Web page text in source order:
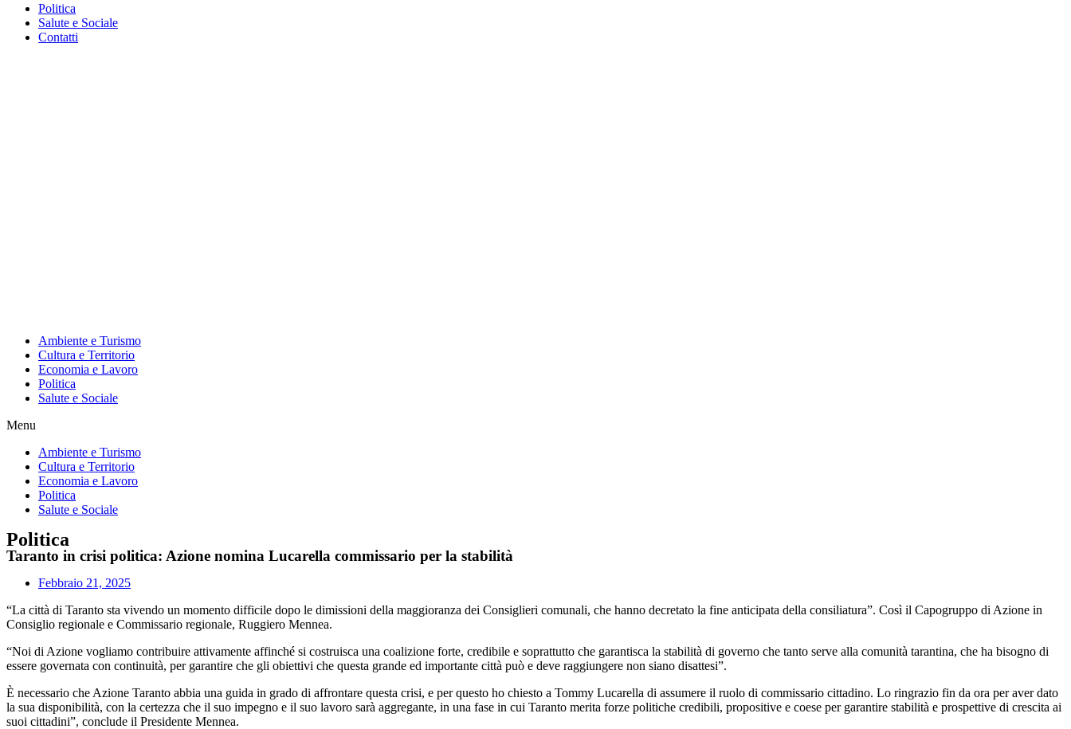
Politica
Salute e Sociale
Contatti
Ambiente e Turismo
Cultura e Territorio
Economia e Lavoro
Politica
Salute e Sociale
Menu
Ambiente e Turismo
Cultura e Territorio
Economia e Lavoro
Politica
Salute e Sociale
Politica
Taranto in crisi politica: Azione nomina Lucarella commissario per la stabilità
Febbraio 21, 2025
“La città di Taranto sta vivendo un momento difficile dopo le dimissioni della maggioranza dei Consiglieri comunali, che hanno decretato la fine anticipata della consiliatura”. Così il Capogruppo di Azione in
Consiglio regionale e Commissario regionale, Ruggiero Mennea.
“Noi di Azione vogliamo contribuire attivamente affinché si costruisca una coalizione forte, credibile e soprattutto che garantisca la stabilità di governo che tanto serve alla comunità tarantina, che ha bisogno di
essere governata con continuità, per garantire che gli obiettivi che questa grande ed importante città può e deve raggiungere non siano disattesi”.
È necessario che Azione Taranto abbia una guida in grado di affrontare questa crisi, e per questo ho chiesto a Tommy Lucarella di assumere il ruolo di commissario cittadino. Lo ringrazio fin da ora per aver dato
la sua disponibilità, con la certezza che il suo impegno e il suo lavoro sarà aggregante, in una fase in cui Taranto merita forze politiche credibili, propositive e coese per garantire stabilità e prospettive di crescita ai
suoi cittadini”, conclude il Presidente Mennea.